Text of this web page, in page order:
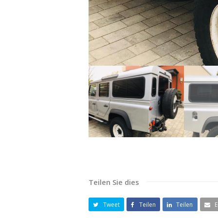
Teilen Sie dies
Tweet Teilen Teilen